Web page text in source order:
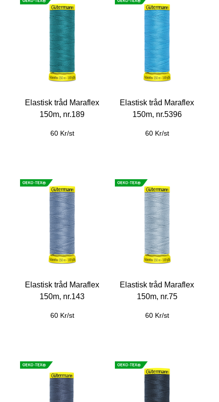
Elastisk tråd Maraflex
150m, nr.189
60 Kr/st
Elastisk tråd Maraflex
150m, nr.5396
60 Kr/st
Elastisk tråd Maraflex
150m, nr.143
60 Kr/st
Elastisk tråd Maraflex
150m, nr.75
60 Kr/st